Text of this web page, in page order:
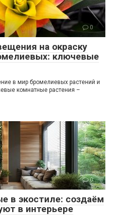
0
на окраску
ключевые
в мир бромелиевых растений и
комнатные растения –
0
в экостиле: создаём
в интерьере